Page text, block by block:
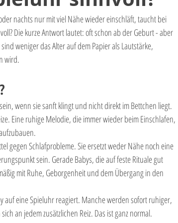
nachts nur mit viel Nähe wieder einschläft, taucht bei
Die kurze Antwort lautet: oft schon ab der Geburt - aber
weniger das Alter auf dem Papier als Lautstärke,
wird.
wenn sie sanft klingt und nicht direkt im Bettchen liegt.
Eine ruhige Melodie, die immer wieder beim Einschlafen,
gegen Schlafprobleme. Sie ersetzt weder Nähe noch eine
sein. Gerade Babys, die auf feste Rituale gut
mit Ruhe, Geborgenheit und dem Übergang in den
auf eine Spieluhr reagiert. Manche werden sofort ruhiger,
an jedem zusätzlichen Reiz. Das ist ganz normal.